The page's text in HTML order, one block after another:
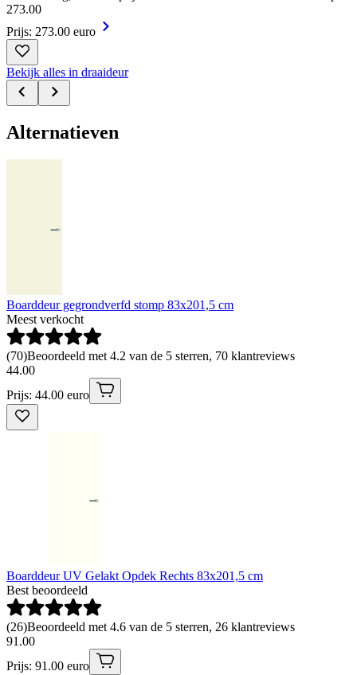
273.00
Prijs: 273.00 euro
Bekijk alles in draaideur
Alternatieven
Boarddeur gegrondverfd stomp 83x201,5 cm
Meest verkocht
(70)Beoordeeld met 4.2 van de 5 sterren, 70 klantreviews
44.00
Prijs: 44.00 euro
Boarddeur UV Gelakt Opdek Rechts 83x201,5 cm
Best beoordeeld
(26)Beoordeeld met 4.6 van de 5 sterren, 26 klantreviews
91 .00
Prijs: 91.00 euro